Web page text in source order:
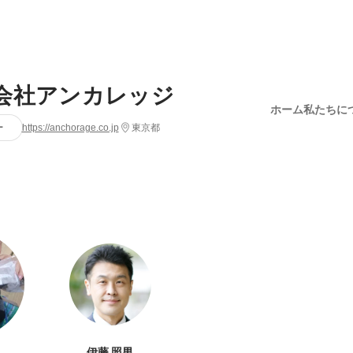
社アンカレッジ
https://anchorage.co.jp 東京都
ホーム私たちに